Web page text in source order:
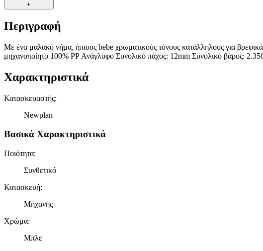
+
Περιγραφή
Με ένα μαλακό νήμα, ήπιους bebe χρωματικούς τόνους κατάλληλους για
μηχανοποίητο 100% PP Ανάγλυφο Συνολικό πάχος: 12mm Συνολικό βάρος:
Χαρακτηριστικά
Κατασκευαστής:
Newplan
Βασικά Χαρακτηριστικά
Ποιότητα:
Συνθετικό
Κατασκευή:
Μηχανής
Χρώμα:
Μπλε